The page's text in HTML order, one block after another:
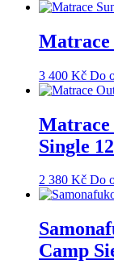
Matrace
3 400 Kč Do
Matrace
Single
2 380 Kč Do
Camp